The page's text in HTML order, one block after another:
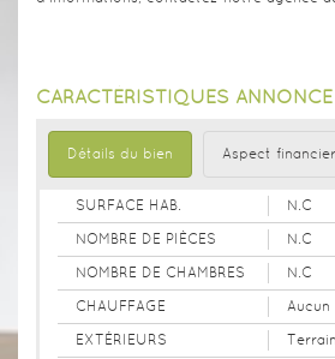
CARACTÉRISTIQUES
Détails du bien Aspect financier
SURFACE HAB.
N.C
NOMBRE DE PIÈCES
N.C
NOMBRE DE CHAMBRES
N.C
CHAUFFAGE
Aucun
EXTÉRIEURS